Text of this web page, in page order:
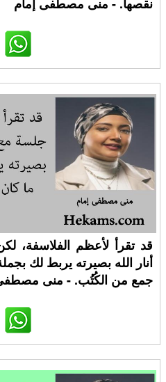
قد تقرأ لأعظم الفلاسفة،
أنار الله بصيرته يربط لك
جمع من الكُتُب. - منى